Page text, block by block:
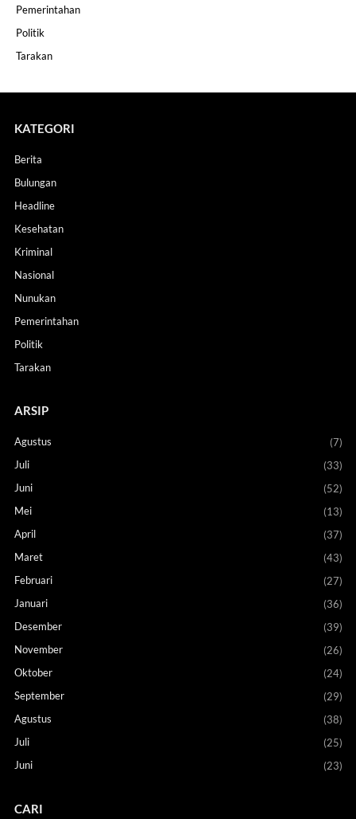
Pemerintahan
Politik
Tarakan
KATEGORI
Berita
Bulungan
Headline
Kesehatan
Kriminal
Nasional
Nunukan
Pemerintahan
Politik
Tarakan
ARSIP
Agustus
(7)
Juli
(33)
Juni
(52)
Mei
(13)
April
(37)
Maret
(43)
Februari
(27)
Januari
(36)
Desember
(39)
November
(26)
Oktober
(24)
September
(29)
Agustus
(38)
Juli
(25)
Juni
(23)
CARI